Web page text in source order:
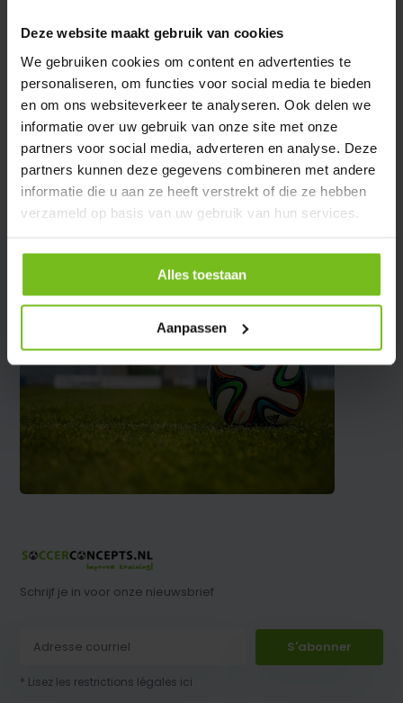
Deze website maakt gebruik van cookies
We gebruiken cookies om content en advertenties te
personaliseren, om functies voor social media te bieden
en om ons websiteverkeer te analyseren. Ook delen we
informatie over uw gebruik van onze site met onze
partners voor social media, adverteren en analyse. Deze
partners kunnen deze gegevens combineren met andere
informatie die u aan ze heeft verstrekt of die ze hebben
verzameld op basis van uw gebruik van hun services.
Alles toestaan
Aanpassen
Description du produit
Spécifications
Partager
Schrijf je in voor onze nieuwsbrief
S'abonner
* Lisez les restrictions légales ici